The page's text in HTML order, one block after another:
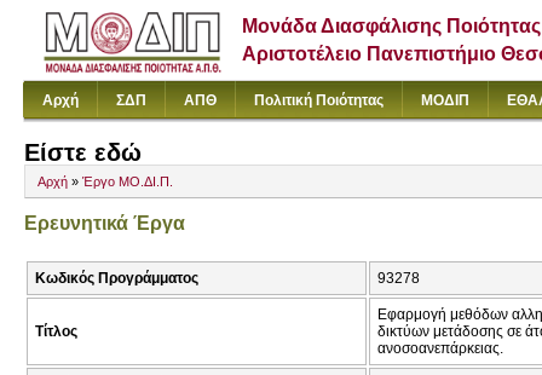
Μονάδα Διασφάλισης Ποιότητας
Αριστοτέλειο Πανεπιστήμιο
Αρχή ΣΔΠ ΑΠΘ Πολιτική Ποιότητας ΜΟΔΙΠ
Είστε εδώ
Αρχή » Έργο ΜΟ.ΔΙ.Π.
Ερευνητικά Έργα
Κωδικός Προγράμματος 93278
Τίτλος
Εφαρμογή μεθόδων
δικτύων μετάδοσης σε
ανοσοανεπάρκειας.